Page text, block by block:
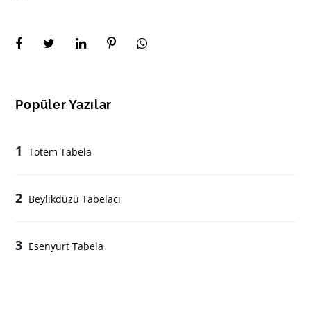
Popüler Yazılar
1 Totem Tabela
2 Beylikdüzü Tabelacı
3 Esenyurt Tabela